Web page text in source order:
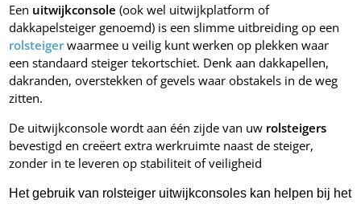
Een uitwijkconsole (ook wel uitwijkplatform of
dakkapelsteiger genoemd) is een slimme uitbreiding op een
rolsteiger waarmee u veilig kunt werken op plekken waar
een standaard steiger tekortschiet. Denk aan dakkapellen,
dakranden, overstekken of gevels waar obstakels in de weg
zitten.
De uitwijkconsole wordt aan één zijde van uw rolsteigers
bevestigd en creëert extra werkruimte naast de steiger,
zonder in te leveren op stabiliteit of veiligheid
Het gebruik van rolsteiger uitwijkconsoles kan helpen bij het